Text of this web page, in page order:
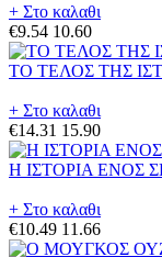
+ Στο καλαθι
€9.54 10.60
ΤΟ ΤΕΛΟΣ ΤΗΣ
+ Στο καλαθι
€14.31 15.90
Η ΙΣΤΟΡΙΑ ΕΝΟΣ
+ Στο καλαθι
€10.49 11.66